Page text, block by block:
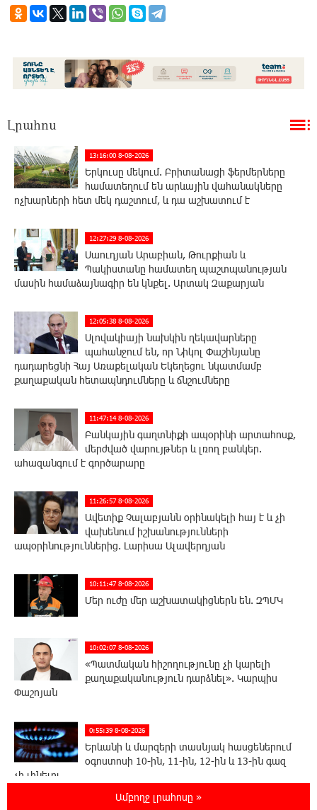
Լրահոս
13:16:00 8-08-2026
Երկուսը մեկում. Բրիտանացի ֆերմերները
համատեղում են արևային վահանակները
ոչխարների հետ մեկ դաշտում, և դա աշխատում է
12:27:29 8-08-2026
Սաուդյան Արաբիան, Թուրքիան և
Պակիստանը համատեղ պաշտպանության
մասին համաձայնագիր են կնքել. Արտակ Զաքարյան
12:05:38 8-08-2026
Սլովակիայի նախկին ղեկավարները
պահանջում են, որ Նիկոլ Փաշինյանը
դադարեցնի Հայ Առաքելական Եկեղեցու նկատմամբ
քաղաքական հետապնդումները և ճնշումները
11:47:14 8-08-2026
Բանկային գաղտնիքի ապօրինի արտահոսք,
մերժված վարույթներ և լռող բանկեր.
ահազանգում է գործարարը
11:26:57 8-08-2026
Ավետիք Չալաբյանն օրինակելի հայ է և չի
վախենում իշխանությունների
ապօրինություններից. Լարիսա Ալավերդյան
10:11:47 8-08-2026
Մեր ուժը մեր աշխատակիցներն են. ԶՊՄԿ
10:02:07 8-08-2026
«Պատմական հիշողությունը չի կարելի
քաղաքականություն դարձնել». Կարպիս
Փաշոյան
0:55:39 8-08-2026
Երևանի և մարզերի տասնյակ հասցեներում
օգոստոսի 10-ին, 11-ին, 12-ին և 13-ին գազ
չի լինելու
Ամբողջ լրահոսը »